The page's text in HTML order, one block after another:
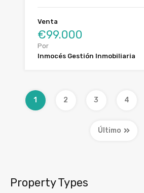
Venta
€99.000
Por
Inmocés Gestión Inmobiliaria
1 2 3 4
Último
Property Types